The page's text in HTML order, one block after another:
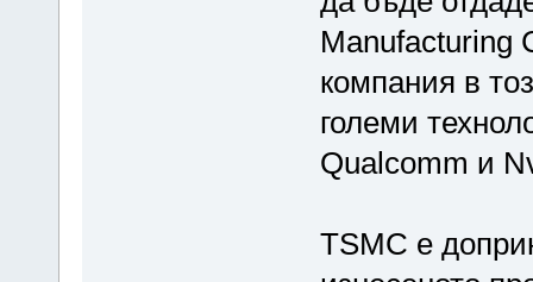
Manufacturing
компания в
големи
Qualcomm и
TSMC е